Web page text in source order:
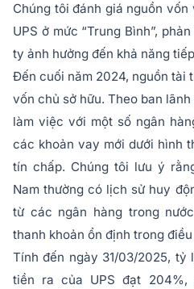
Chúng tôi đánh giá nguồn
UPS ở mức “Trung Bình”,
ty ảnh hưởng đến khả năng
Đến cuối năm 2024, nguồn tài
vốn chủ sở hữu. Theo ban
làm việc với một số ngân
các khoản vay mới dưới hình
tín chấp. Chúng tôi lưu ý
Nam thường có lịch sử huy
từ các ngân hàng trong
thanh khoản ổn định trong
Tính đến ngày 31/03/2025,
tiền ra của UPS đạt 204%,